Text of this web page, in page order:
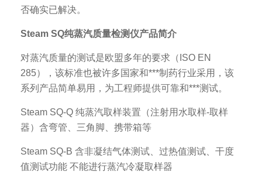
否确实已解决。
Steam SQ纯蒸汽质量检测仪产品简介
对蒸汽质量的测试是欧盟多年的要求（ISO EN
285），该标准也被许多国家和***制药行业采用，该
系列产品简单易用，为工程师提供可靠和***测试。
Steam SQ-Q 纯蒸汽取样装置（注射用水取样-取样
器）含弯管、三角脚、携带箱等
Steam SQ-B 含非凝结气体测试、过热值测试、干度
值测试功能 不能进行蒸汽冷凝取样器